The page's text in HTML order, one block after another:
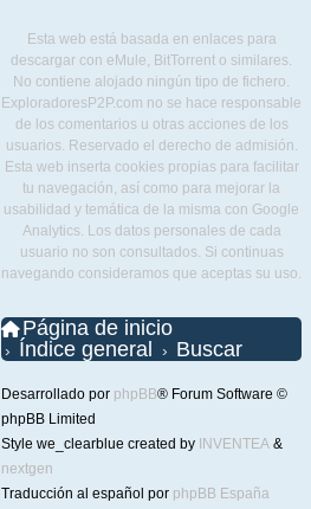
Esta web está basada en enlaces para
descargar con eMule, BitTorrent o similares.
No contiene alojado ningún tipo de fichero.
ExploradoresP2P.com no se hace responsable
de los comentarios u otras acciones de los
usuarios. Reservado el derecho de admisión.
Esta web inserta cookies propias para facilitar
tu navegación, así como para mejorar la
usabilidad y temática de la misma con Google
Analytics. Los datos personales de cada
usuario no son consultados. Si continuas
navegando consideramos que aceptas su uso.
Página de inicio
Índice general
Buscar
Desarrollado por phpBB® Forum Software ©
phpBB Limited
Style we_clearblue created by INVENTEA &
nextgen
Traducción al español por phpBB España